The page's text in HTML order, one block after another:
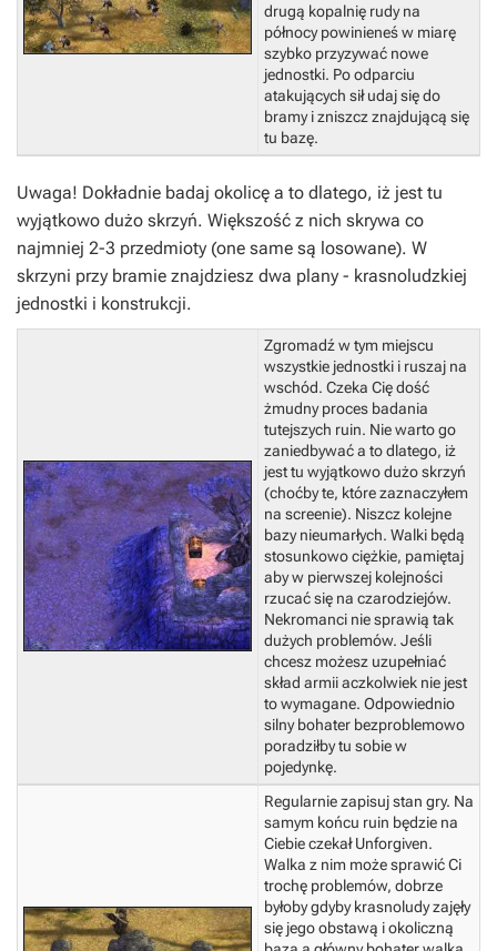
drugą kopalnię rudy na
północy powinieneś w miarę
szybko przyzywać nowe
jednostki. Po odparciu
atakujących sił udaj się do
bramy i zniszcz znajdującą się
tu bazę.
Uwaga! Dokładnie badaj okolicę a to dlatego, iż jest tu
wyjątkowo dużo skrzyń. Większość z nich skrywa co
najmniej 2-3 przedmioty (one same są losowane). W
skrzyni przy bramie znajdziesz dwa plany - krasnoludzkiej
jednostki i konstrukcji.
Zgromadź w tym miejscu
wszystkie jednostki i ruszaj na
wschód. Czeka Cię dość
żmudny proces badania
tutejszych ruin. Nie warto go
zaniedbywać a to dlatego, iż
jest tu wyjątkowo dużo skrzyń
(choćby te, które zaznaczyłem
na screenie). Niszcz kolejne
bazy nieumarłych. Walki będą
stosunkowo ciężkie, pamiętaj
aby w pierwszej kolejności
rzucać się na czarodziejów.
Nekromanci nie sprawią tak
dużych problemów. Jeśli
chcesz możesz uzupełniać
skład armii aczkolwiek nie jest
to wymagane. Odpowiednio
silny bohater bezproblemowo
poradziłby tu sobie w
pojedynkę.
Regularnie zapisuj stan gry. Na
samym końcu ruin będzie na
Ciebie czekał Unforgiven.
Walka z nim może sprawić Ci
trochę problemów, dobrze
byłoby gdyby krasnoludy zajęły
się jego obstawą i okoliczną